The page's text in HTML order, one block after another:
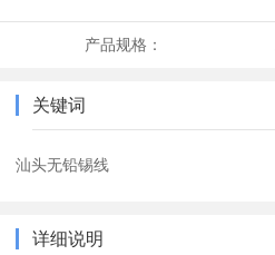
产品规格：
关键词
汕头无铅锡线
详细说明